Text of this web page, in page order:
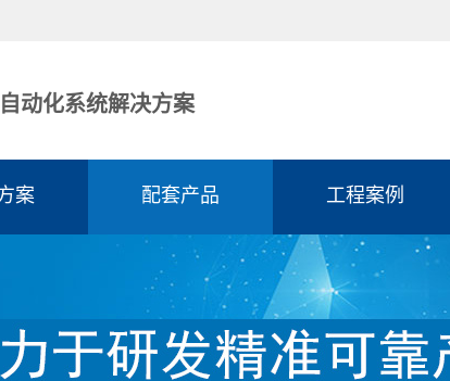
动化系统解决方案
案 配套产品 工程案例